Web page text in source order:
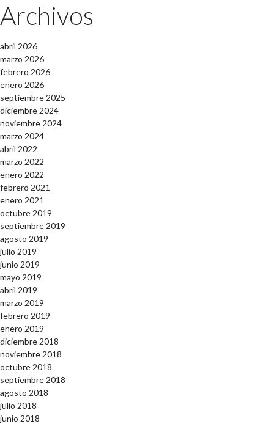
Archivos
abril 2026
marzo 2026
febrero 2026
enero 2026
septiembre 2025
diciembre 2024
noviembre 2024
marzo 2024
abril 2022
marzo 2022
enero 2022
febrero 2021
enero 2021
octubre 2019
septiembre 2019
agosto 2019
julio 2019
junio 2019
mayo 2019
abril 2019
marzo 2019
febrero 2019
enero 2019
diciembre 2018
noviembre 2018
octubre 2018
septiembre 2018
agosto 2018
julio 2018
junio 2018